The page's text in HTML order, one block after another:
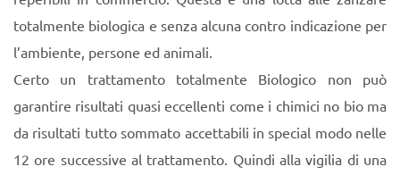
totalmente biologica e senza alcuna contro indicazione per
l’ambiente, persone ed animali.
Certo un trattamento totalmente Biologico non può
garantire risultati quasi eccellenti come i chimici no bio ma
da risultati tutto sommato accettabili in special modo nelle
12 ore successive al trattamento. Quindi alla vigilia di una